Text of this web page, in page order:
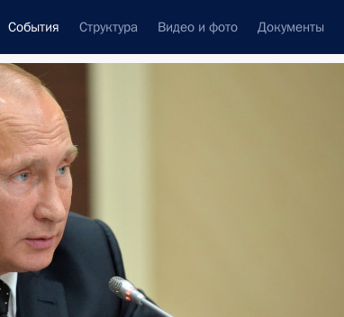
События Структура Видео и фото Документы
Государственный Совет
Поездки
Интервью